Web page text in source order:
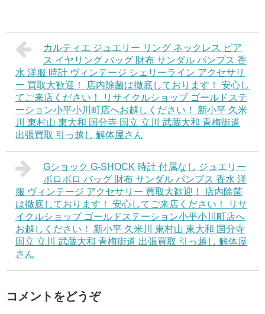
カルティエ ジュエリー リング ネックレス ピア
ス イヤリング バッグ 財布 サンダル パンプス 香
水 洋服 時計 ヴィンテージ シェリーライン アクセサリ
ー 買取大歓迎！ 店内除菌は徹底しております！ 安心し
てご来店ください！ リサイクルショップ ゴールドステ
ーション小平小川町店へお越しください！ 新小平 久米
川 東村山 東大和 国分寺 国立 立川 武蔵大和 青梅街道
出張買取 引っ越し 解体屋さん
Gショック G-SHOCK 時計 付属なし ジュエリー
ボロボロ バッグ 財布 サンダル パンプス 香水 洋
服 ヴィンテージ アクセサリー 買取大歓迎！ 店内除菌
は徹底しております！ 安心してご来店ください！ リサ
イクルショップ ゴールドステーション小平小川町店へ
お越しください！ 新小平 久米川 東村山 東大和 国分寺
国立 立川 武蔵大和 青梅街道 出張買取 引っ越し 解体屋
さん
コメントをどうぞ